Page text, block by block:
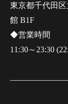
東京都千代田
館 B1F
◆営業時間
11:30～23:30